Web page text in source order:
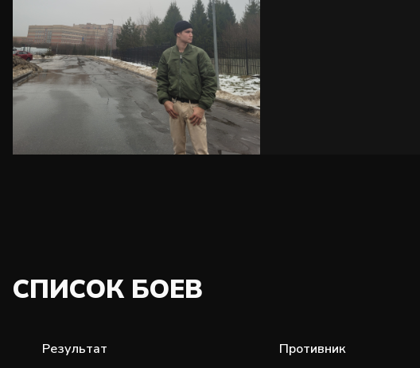
СПИСОК БОЕВ
Результат Противник